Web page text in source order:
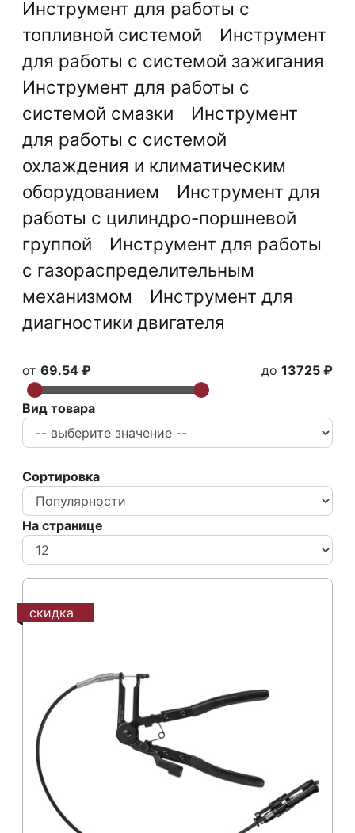
Инструмент для работы с
топливной системой
Инструмент
для работы с системой зажигания
Инструмент для работы с
системой смазки
Инструмент
для работы с системой
охлаждения и климатическим
оборудованием
Инструмент для
работы с цилиндро-поршневой
группой
Инструмент для работы
с газораспределительным
механизмом
Инструмент для
диагностики двигателя
от69.54 ₽ до 13725 ₽
Вид товара
Сортировка
На странице
скидка